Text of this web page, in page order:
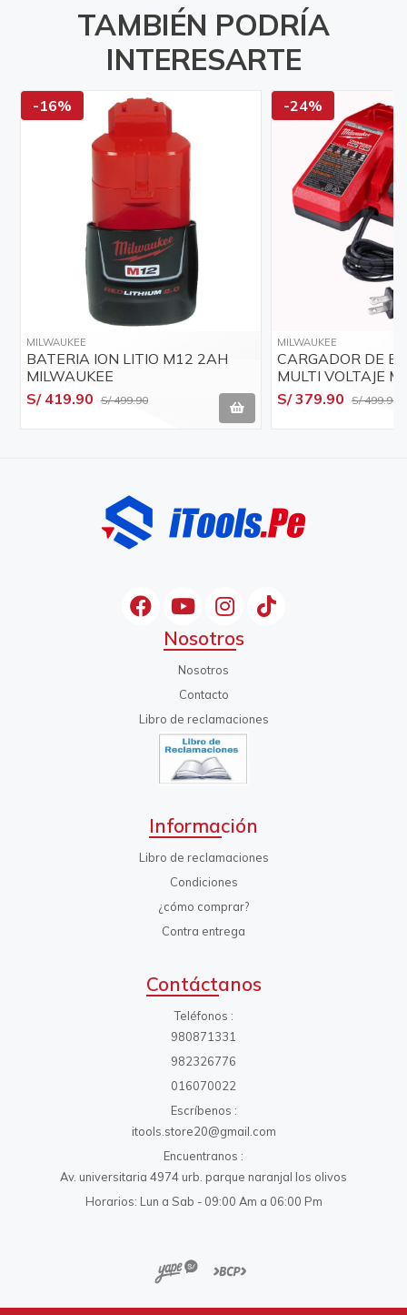
TAMBIÉN PODRÍA
INTERESARTE
-16%
MILWAUKEE
BATERIA ION LITIO M12 2AH
MILWAUKEE
S/ 419.90 S/ 499.90
-24%
MILWAUKEE
CARGADOR DE
MULTI VOLTAJE
MILWAUKEE -
S/ 379.90 S/ 499.90
Nosotros
Nosotros
Contacto
Libro de reclamaciones
Información
Libro de reclamaciones
Condiciones
¿cómo comprar?
Contra entrega
Contáctanos
Teléfonos
980871331
982326776
016070022
Escríbenos
itools.store20@gmail.com
Encuentranos
Av. universitaria 4974 urb. parque naranjal los olivos
Horarios: Lun a Sab - 09:00 Am a 06:00 Pm